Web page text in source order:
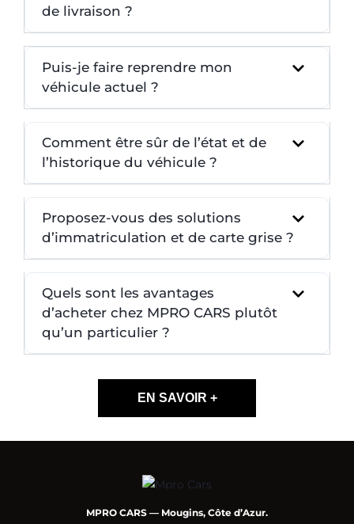
de livraison ?
Puis-je faire reprendre mon
véhicule actuel ?
Comment être sûr de l’état et de
l’historique du véhicule ?
Proposez-vous des solutions
d’immatriculation et de carte grise ?
Quels sont les avantages
d’acheter chez MPRO CARS plutôt
qu’un particulier ?
EN SAVOIR +
MPRO CARS — Mougins, Côte d’Azur.